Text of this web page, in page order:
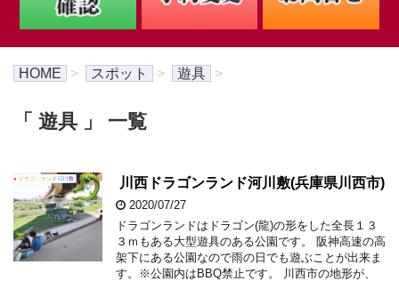
HOME > スポット > 遊具 >
「 遊具 」 一覧
川西ドラゴンランド河川敷(兵庫県川西市)
2020/07/27
ドラゴンランドはドラゴン(龍)の形をした全長１３
３ｍもある大型遊具のある公園です。 阪神高速の高
架下にある公園なので雨の日でも遊ぶことが出来ま
す。※公園内はBBQ禁止です。 川西市の地形が、